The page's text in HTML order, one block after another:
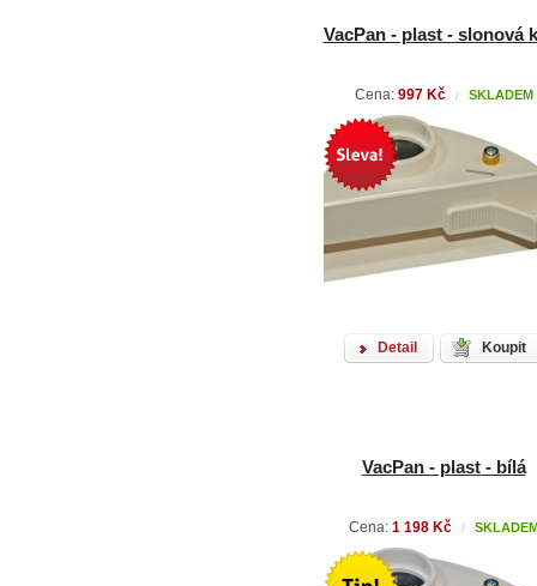
VacPan - plast - slonová
Cena: 997 Kč / SKLADEM
Detail Koupit
VacPan - plast - bílá
Cena: 1 198 Kč /